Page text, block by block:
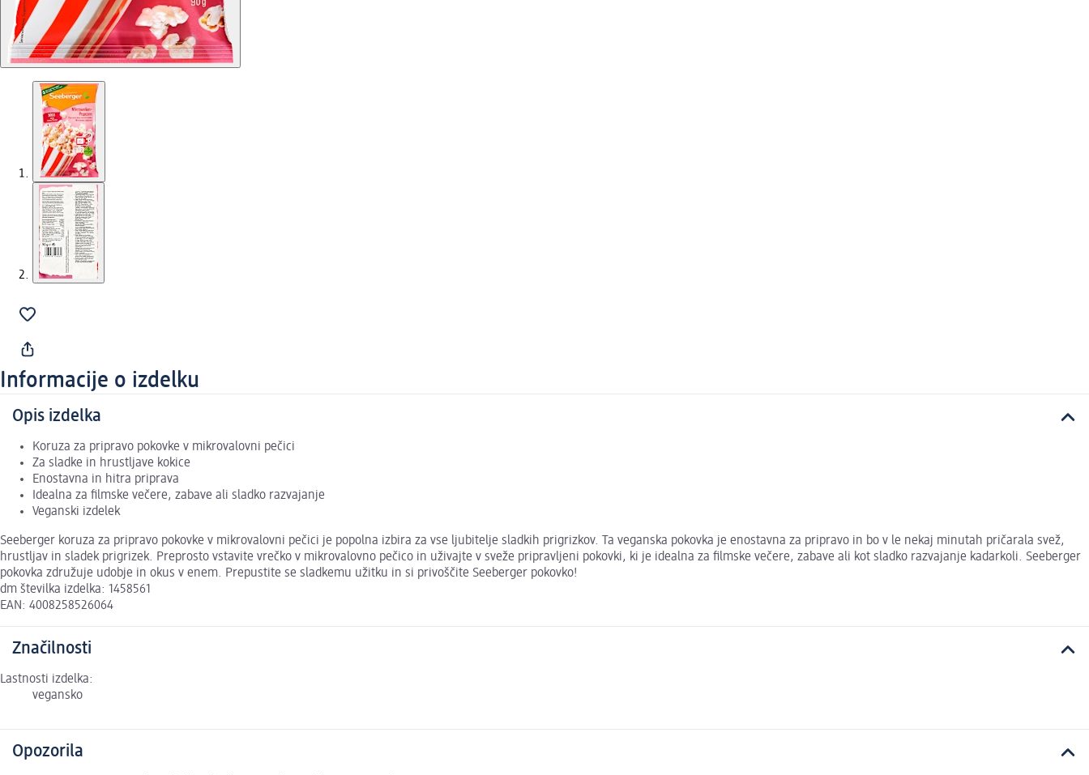
Informacije o izdelku
Opis izdelka
Koruza za pripravo pokovke v mikrovalovni pečici
Za sladke in hrustljave kokice
Enostavna in hitra priprava
Idealna za filmske večere, zabave ali sladko razvajanje
Veganski izdelek
Seeberger koruza za pripravo pokovke v mikrovalovni pečici je popolna izbira za vse ljubitelje sladkih prigrizkov. Ta veganska pokovka je enostavna za pripravo in bo v le nekaj minutah pričarala svež,
hrustljav in sladek prigrizek. Preprosto vstavite vrečko v mikrovalovno pečico in uživajte v sveže pripravljeni pokovki, ki je idealna za filmske večere, zabave ali kot sladko razvajanje kadarkoli. Seeberger
pokovka združuje udobje in okus v enem. Prepustite se sladkemu užitku in si privoščite Seeberger pokovko!
dm številka izdelka: 1458561
EAN: 4008258526064
Značilnosti
Lastnosti izdelka:
vegansko
Opozorila